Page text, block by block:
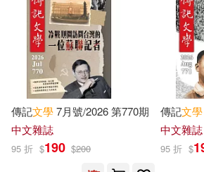
Hardy(3277) Julia(3273)
Gray(3249)
MacDonald(3220)
Hart(3215) Patterson(3214)
浙江少年兒童出版社(2424)
Ingram Pub Services(2400)
Trafalgar Square Books(2387)
Dk Pub(2373)
傳記文學7月號/2026 第770期
中文雜誌
95 折 $190 $200
傳記文學
中文雜誌
95 折 $